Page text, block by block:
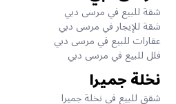
شقة للبيع في مرسى دبي
شقة للإيجار في مرسى دبي
عقارات للبيع في مرسى دبي
فلل للبيع في مرسى دبي
نخلة جميرا
شقق للبيع في نخلة جميرا